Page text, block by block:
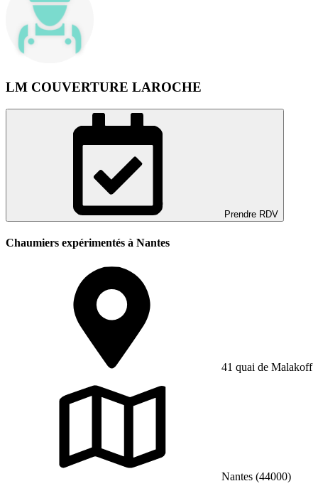
LM COUVERTURE LAROCHE
Prendre RDV
Chaumiers expérimentés à Nantes
41 quai de Malakoff
Nantes (44000)